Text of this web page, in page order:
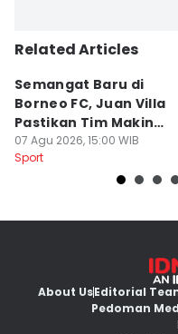
Related Articles
Semangat Baru di
Borneo FC, Juan Villa
Pastikan Tim Makin
Kompak
07 Agu 2026, 15:00 WIB
Sport
About UsEditorial
Pedoman